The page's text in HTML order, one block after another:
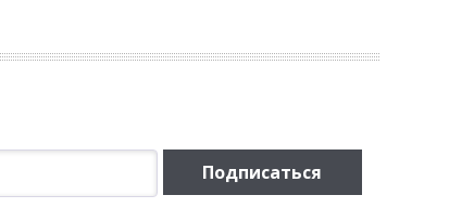
Подписаться